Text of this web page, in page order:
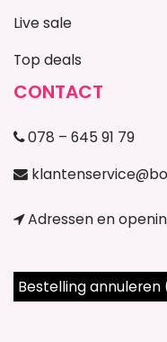
Live sale
Top deals
CONTACT
078 – 645 91 79
Adressen en
Bestelling